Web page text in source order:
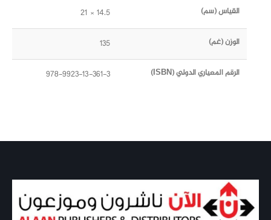
القياس (سم) 14.5 × 21
الوزن (غم) 135
الرقم المعياري الدولي (ISBN) 978-9923-13-361-3